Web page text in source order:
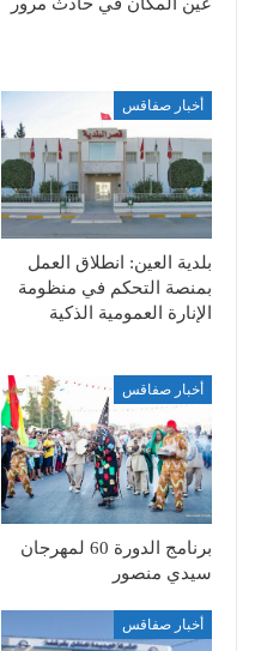
عين المكان في حادث مرور
أخبار صفاقس
بلدية العين: انطلاق العمل
بمنصة التحكم في منظومة
الإنارة العمومية الذكية
أخبار صفاقس
برنامج الدورة 60 لمهرجان
سيدي منصور
أخبار صفاقس